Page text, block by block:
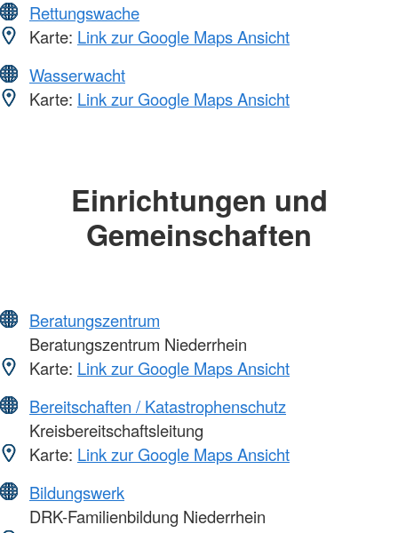
Rettungswache
Karte: Link zur Google Maps Ansicht
Wasserwacht
Karte: Link zur Google Maps Ansicht
Einrichtungen und
Gemeinschaften
Beratungszentrum
Beratungszentrum Niederrhein
Karte: Link zur Google Maps Ansicht
Bereitschaften / Katastrophenschutz
Kreisbereitschaftsleitung
Karte: Link zur Google Maps Ansicht
Bildungswerk
DRK-Familienbildung Niederrhein